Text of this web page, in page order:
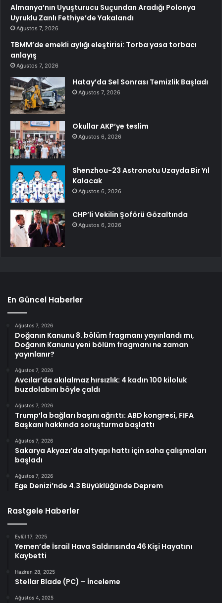
Almanya’nın Uyuşturucu Suçundan Aradığı Polonya
Uyruklu Zanlı Fethiye’de Yakalandı
Ağustos 7, 2026
TBMM’de emekli aylığı eleştirisi: Torba yasa torbacı
anlayış
Ağustos 7, 2026
Hatay’da Sel Sonrası Temizlik Başladı
Ağustos 7, 2026
Okullar AKP’ye teslim
Ağustos 6, 2026
Shenzhou-23 Astronotu Uzayda Bir Yıl
Kalacak
Ağustos 6, 2026
CHP’li Vekilin Şoförü Gözaltında
Ağustos 6, 2026
En Güncel Haberler
Ağustos 7, 2026
Doğanın Kanunu 8. bölüm fragmanı yayınlandı mı,
Doğanın Kanunu yeni bölüm fragmanı ne zaman
yayınlanır?
Ağustos 7, 2026
Avcılar’da akılalmaz hırsızlık: 4 kadın 100 kiloluk
buzdolabını böyle çaldı
Ağustos 7, 2026
Trump’la bağları başını ağrıttı: ABD kongresi, FIFA
Başkanı hakkında soruşturma başlattı
Ağustos 7, 2026
Sakarya Akyazı’da altyapı hattı için saha çalışmaları
başladı
Ağustos 7, 2026
Ege Denizi’nde 4.3 Büyüklüğünde Deprem
Rastgele Haberler
Eylül 17, 2025
Yemen’de İsrail Hava Saldırısında 46 Kişi Hayatını
Kaybetti
Haziran 28, 2025
Stellar Blade (PC) – İnceleme
Ağustos 4, 2025